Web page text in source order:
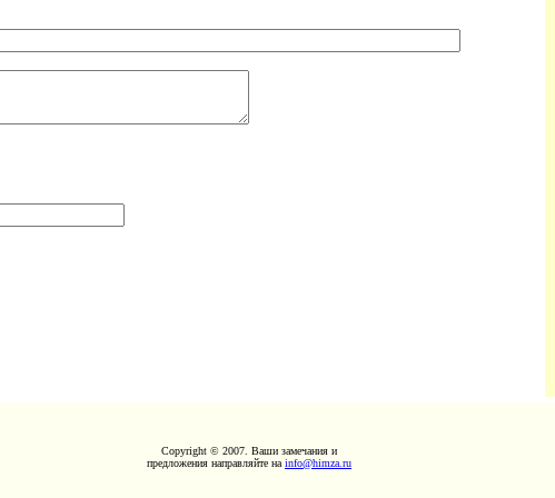
Copyright © 2007. Ваши замечания и
предложения направляйте на info@himza.ru